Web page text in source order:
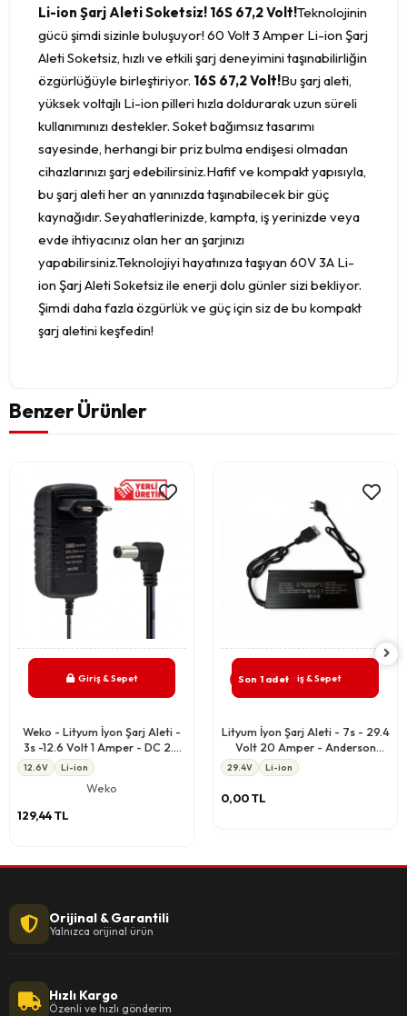
Li-ion Şarj Aleti Soketsiz! 16S 67,2 Volt!Teknolojinin
gücü şimdi sizinle buluşuyor! 60 Volt 3 Amper Li-ion Şarj
Aleti Soketsiz, hızlı ve etkili şarj deneyimini taşınabilirliğin
özgürlüğüyle birleştiriyor. 16S 67,2 Volt!Bu şarj aleti,
yüksek voltajlı Li-ion pilleri hızla doldurarak uzun süreli
kullanımınızı destekler. Soket bağımsız tasarımı
sayesinde, herhangi bir priz bulma endişesi olmadan
cihazlarınızı şarj edebilirsiniz.Hafif ve kompakt yapısıyla,
bu şarj aleti her an yanınızda taşınabilecek bir güç
kaynağıdır. Seyahatlerinizde, kampta, iş yerinizde veya
evde ihtiyacınız olan her an şarjınızı
yapabilirsiniz.Teknolojiyi hayatınıza taşıyan 60V 3A Li-
ion Şarj Aleti Soketsiz ile enerji dolu günler sizi bekliyor.
Şimdi daha fazla özgürlük ve güç için siz de bu kompakt
şarj aletini keşfedin!
Benzer Ürünler
Giriş & Sepet
Weko - Lityum İyon Şarj Aleti -
3s -12.6 Volt 1 Amper - DC 2.5
mm Soket
12.6V Li-ion
Weko
129,44 TL
Son 1 adetGiriş & Sepet
Lityum İyon Şarj Aleti - 7s - 29.4
Volt 20 Amper - Anderson
Soket
29.4V Li-ion
0,00 TL
Orijinal & Garantili
Yalnızca orijinal ürün
Hızlı Kargo
Özenli ve hızlı gönderim